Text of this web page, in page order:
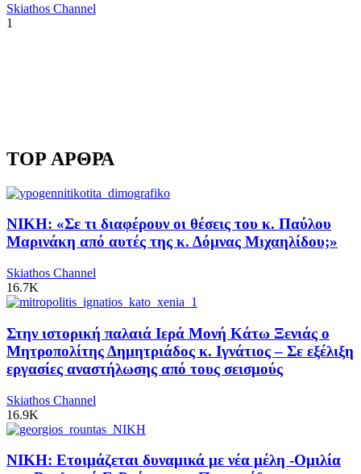
Skiathos Channel
1
TOP ΑΡΘΡΑ
ΝΙΚΗ: «Σε τι διαφέρουν οι θέσεις του κ. Παύλου
Μαρινάκη από αυτές της κ. Δόμνας Μιχαηλίδου;»
Skiathos Channel
16.7K
Στην ιστορική παλαιά Ιερά Μονή Κάτω Ξενιάς ο
Μητροπολίτης Δημητριάδος κ. Ιγνάτιος – Σε εξέλιξη
εργασίες αναστήλωσης από τους σεισμούς
Skiathos Channel
16.9K
ΝΙΚΗ: Ετοιμάζεται δυναμικά με νέα μέλη -Ομιλία